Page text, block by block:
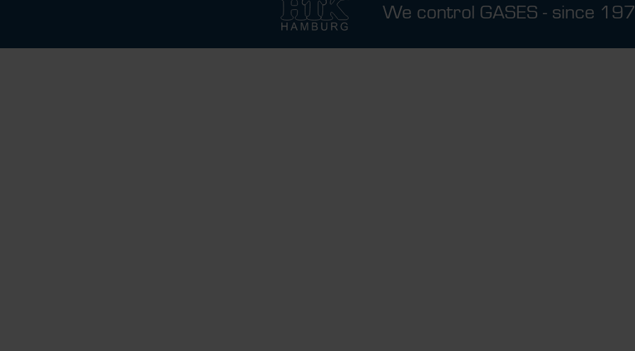
We control GASES - since